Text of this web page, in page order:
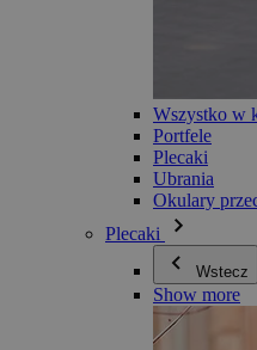
Wszystko w
Portfele
Plecaki
Ubrania
Okulary
Plecaki
Wstecz
Show more